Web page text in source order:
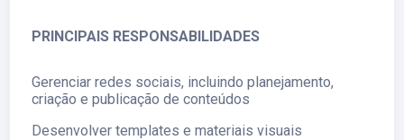
PRINCIPAIS RESPONSABILIDADES
Gerenciar redes sociais, incluindo planejamento,
criação e publicação de conteúdos
Desenvolver templates e materiais visuais